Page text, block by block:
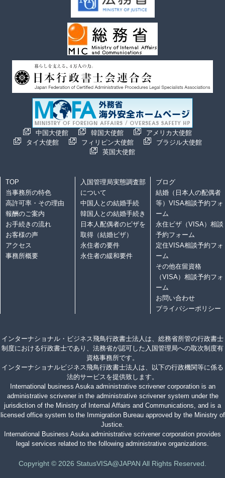
中国大使館 韓国大使館
アメリカ大使館
タイ大使館
フィリピン大使館
ブラジル大使館
英国大使館
TOP
当事務所の特色
高許可率・その理由
報酬のご案内
お手続きの流れ
お客様の声
アクセス
事務所概要
入国管理局実態調査部
について
中国人との結婚手続
韓国人との結婚手続き
日本人配偶者のビザを
取得（結婚ビザ）
永住者の要件
永住者の緩和要件
ブログ
結婚（日本人の配偶者
等）VISA相談予約フォ
ーム
永住ビザ（VISA）相談
予約フォーム
定住VISA相談予約フォ
ーム
その他在留資格
（VISA）相談予約フォ
ーム
お問い合わせ
プライバシーポリシー
インターナショナル・ビジネス飛鳥行政書士法人は、総務省所管の行政書士
制度における行政書士であり、法務省が認可した入国管理局への取次制度有
資格事務所です。
インターナショナルビジネス飛鳥行政書士法人は、以下の行政機関等に係る
法的サービスを提供致します。
International business Asuka administrative scrivener corporation is an
administrative scrivener in the administrative scrivener system under the
jurisdiction of the Ministry of Internal Affairs and Communications, and is a
licensed office system to the Immigration Bureau approved by the Ministry of
Justice.
International Business Asuka administrative scrivener corporation provides
legal services related to the following administrative organizations.
Copyright © 2026 StatusVISA@JAPAN All Rights Reserved.